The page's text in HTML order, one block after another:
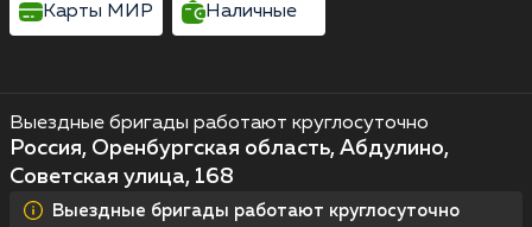
Выездные бригады работают круглосуточно
Россия, Оренбургская область, Абдулино,
Советская улица, 168
Выездные бригады работают круглосуточно
Карты МИР Наличные